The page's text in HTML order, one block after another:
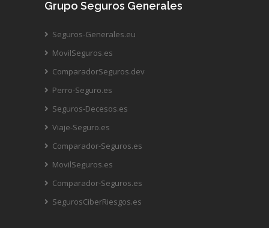
Grupo Seguros Generales
Seguros-Generales.eu
MovilSeguros.es
ComparadorSeguros.dev
Perro-Seguro.es
Seguros-Decesos.es
Viaje-Seguro.es
Comparador-Seguros.es
MovilSeguros.es
Comparador-Seguros.es
SegurosCiberRiesgos.es